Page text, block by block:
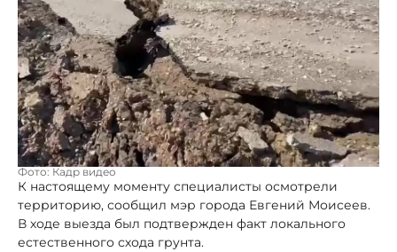
Фото: Кадр видео
К настоящему моменту специалисты осмотрели
территорию, сообщил мэр города Евгений Моисеев.
В ходе выезда был подтвержден факт локального
естественного схода грунта.